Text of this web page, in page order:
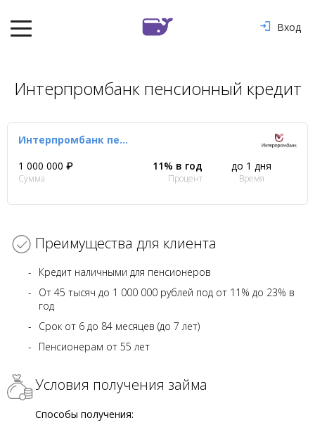
Вход
Интерпромбанк пенсионный кредит
Интерпромбанк пенсионный кредит
1 000 000 ₽
Сумма
11% в год
Процент
до 1 дня
Время
Преимущества для клиента
Кредит наличными для пенсионеров
От 45 тысяч до 1 000 000 рублей под от 11% до 23% в
год
Срок от 6 до 84 месяцев (до 7 лет)
Пенсионерам от 55 лет
Условия получения займа
Способы получения: